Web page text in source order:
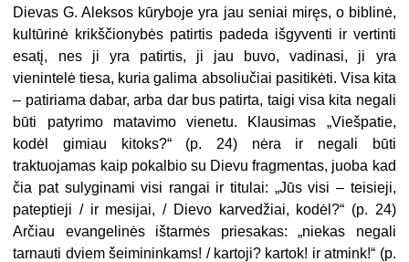
Dievas G. Aleksos kūryboje yra jau seniai mi­ręs, o biblinė,
kultūrinė krikščionybės patirtis padeda išgyventi ir vertinti
esatį, nes ji yra patirtis, ji jau buvo, vadinasi, ji yra
vienintelė tiesa, kuria galima absoliučiai pasitikėti. Visa kita
– patiriama dabar, arba dar bus patirta, taigi visa kita negali
būti patyrimo matavimo vienetu. Klausimas „Viešpatie,
kodėl gimiau kitoks?“ (p. 24) nėra ir negali būti
traktuojamas kaip pokal­bio su Dievu fragmentas, juoba kad
čia pat sulyginami visi rangai ir titulai: „Jūs visi – teisieji,
pateptieji / ir mesi­jai, / Dievo karvedžiai, kodėl?“ (p. 24)
Arčiau evangelinės ištarmės priesa­kas: „niekas negali
tarnauti dviem šei­mininkams! / kartoji? kartok! ir at­mink!“ (p.